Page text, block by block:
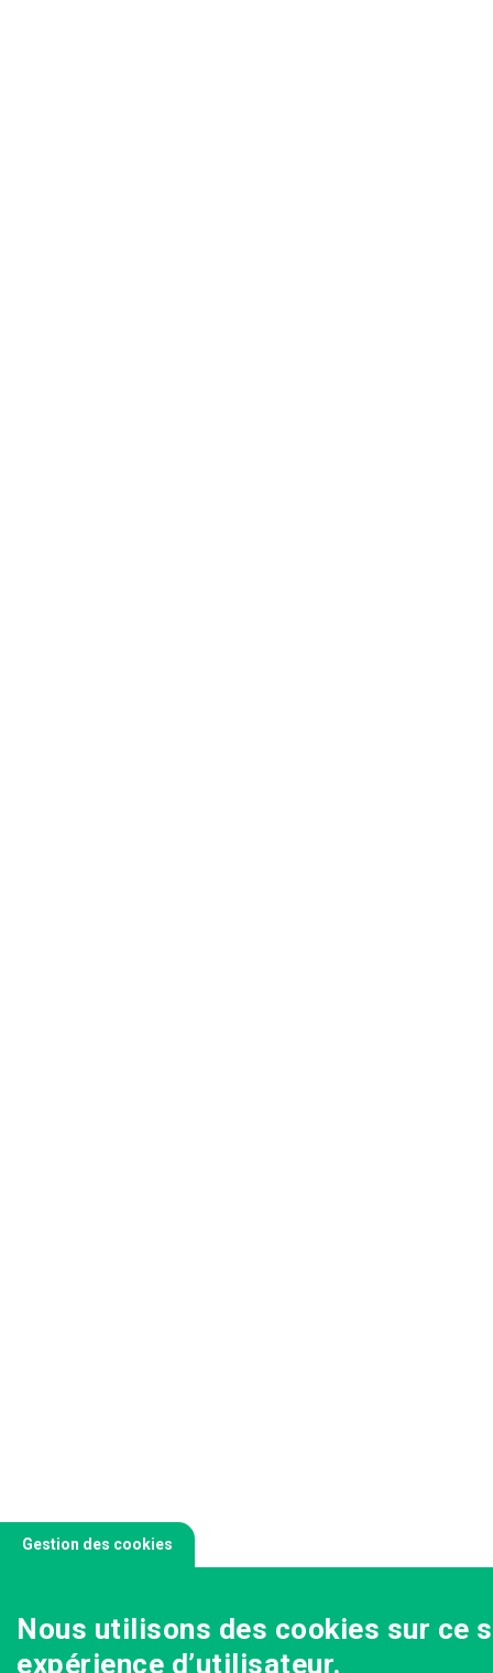
Gestion des cookies
Nous utilisons des cookies sur ce
expérience d’utilisateur.